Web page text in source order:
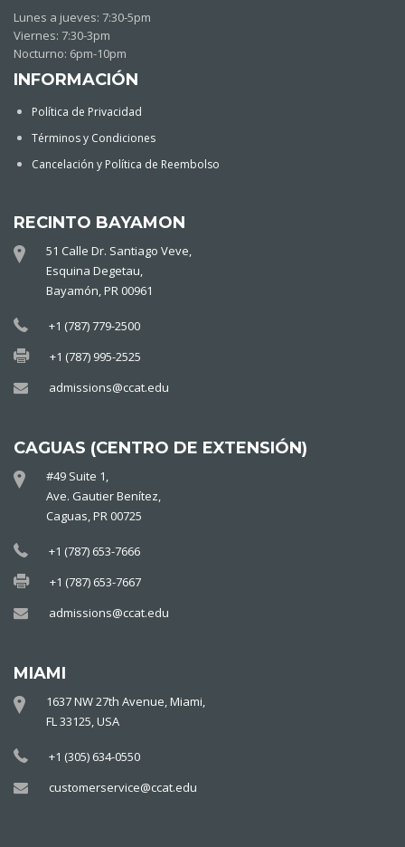
Lunes a jueves: 7:30-5pm
Viernes: 7:30-3pm
Nocturno: 6pm-10pm
INFORMACIÓN
Política de Privacidad
Términos y Condiciones
Cancelación y Política de Reembolso
RECINTO BAYAMON
51 Calle Dr. Santiago Veve,
Esquina Degetau,
Bayamón, PR 00961
+1 (787) 779-2500
+1 (787) 995-2525
admissions@ccat.edu
CAGUAS (CENTRO DE EXTENSIÓN)
#49 Suite 1,
Ave. Gautier Benítez,
Caguas, PR 00725
+1 (787) 653-7666
+1 (787) 653-7667
admissions@ccat.edu
MIAMI
1637 NW 27th Avenue, Miami,
FL 33125, USA
+1 (305) 634-0550
customerservice@ccat.edu